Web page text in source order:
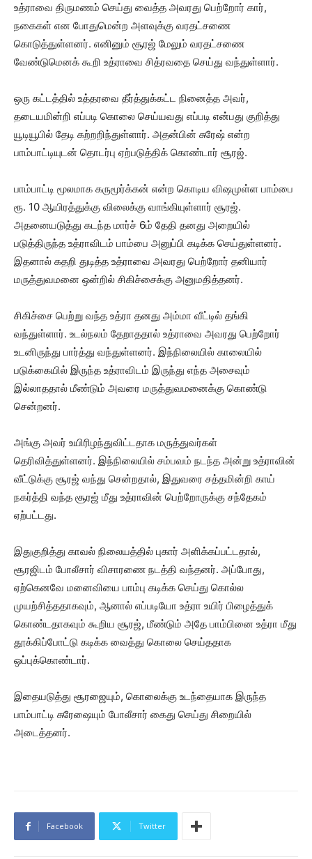
உத்ராவை திருமணம் செய்து வைத்த அவரது பெற்றோர் கார்,
நகைகள் என போதுமென்ற அளவுக்கு வரதட்சணை
கொடுத்துள்ளனர். எனினும் சூரஜ் மேலும் வரதட்சணை
வேண்டுமெனக் கூறி உத்ராவை சித்ரவதை செய்து வந்துள்ளார்.
ஒரு கட்டத்தில் உத்தரவை தீர்த்துக்கட்ட நினைத்த அவர்,
தடையமின்றி எப்படி கொலை செய்யவது எப்படி என்பது குறித்து
யூடியூபில் தேடி கற்றறிந்துள்ளார். அதன்பின் சுரேஷ் என்ற
பாம்பாட்டியுடன் தொடர்பு ஏற்படுத்திக் கொண்டார் சூரஜ்.
பாம்பாட்டி மூலமாக கருமூர்க்கன் என்ற கொடிய விஷமுள்ள பாம்பை
ரூ. 10 ஆயிரத்துக்கு விலைக்கு வாங்கியுள்ளார் சூரஜ்.
அதனையடுத்து கடந்த மார்ச் 6ம் தேதி தனது அறையில்
படுத்திருந்த உத்ராவிடம் பாம்பை அனுப்பி கடிக்க செய்துள்ளனர்.
இதனால் கதறி துடித்த உத்ராவை அவரது பெற்றோர் தனியார்
மருத்துவமனை ஒன்றில் சிகிச்சைக்கு அனுமதித்தனர்.
சிகிச்சை பெற்று வந்த உத்ரா தனது அம்மா வீட்டில் தங்கி
வந்துள்ளார். உடல்நலம் தேறாததால் உத்ராவை அவரது பெற்றோர்
உடனிருந்து பார்த்து வந்துள்ளனர். இந்நிலையில் காலையில்
படுக்கையில் இருந்த உத்ராவிடம் இருந்து எந்த அசைவும்
இல்லாததால் மீண்டும் அவரை மருத்துவமனைக்கு கொண்டு
சென்றனர்.
அங்கு அவர் உயிரிழந்துவிட்டதாக மருத்துவர்கள்
தெரிவித்துள்ளனர். இந்நிலையில் சம்பவம் நடந்த அன்று உத்ராவின்
வீட்டுக்கு சூரஜ் வந்து சென்றதால், இதுவரை சத்தமின்றி காய்
நகர்த்தி வந்த சூரஜ் மீது உத்ராவின் பெற்றோருக்கு சந்தேகம்
ஏற்பட்டது.
இதுகுறித்து காவல் நிலையத்தில் புகார் அளிக்கப்பட்டதால்,
சூரஜிடம் போலீசார் விசாரணை நடத்தி வந்தனர். அப்போது,
ஏற்கெனவே மனைவியை பாம்பு கடிக்க செய்து கொல்ல
முயற்சித்ததாகவும், ஆனால் எப்படியோ உத்ரா உயிர் பிழைத்துக்
கொண்டதாகவும் கூறிய சூரஜ், மீண்டும் அதே பாம்பினை உத்ரா மீது
தூக்கிப்போட்டு கடிக்க வைத்து கொலை செய்ததாக
ஒப்புக்கொண்டார்.
இதையடுத்து சூரஜையும், கொலைக்கு உடந்தையாக இருந்த
பாம்பாட்டி சுரேஷையும் போலீசார் கைது செய்து சிறையில்
அடைத்தனர்.
Facebook Twitter